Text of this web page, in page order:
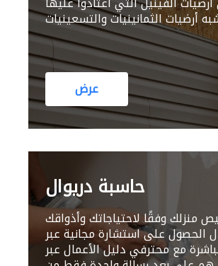
أرضيات الثمانينيات والتسعينيات
عرض
حاسبة دريوال
منزلك وفقًا لاحتياجاتك وأذواقك
الحصول على استشارة مجانية عبر
مع محترفي دليل الأعمال عبر